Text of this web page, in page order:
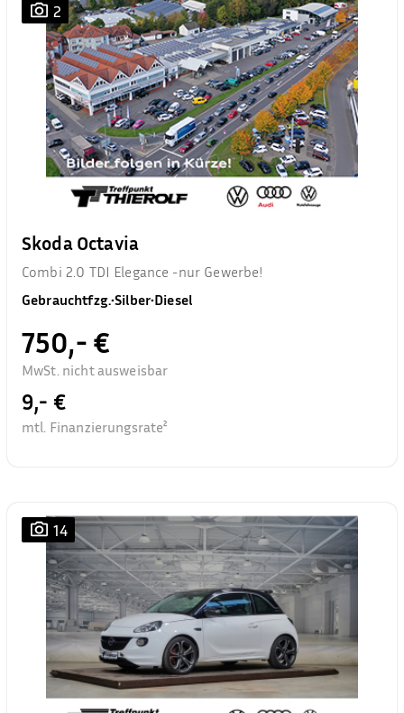
2
Skoda Octavia
Combi 2.0 TDI Elegance -nur Gewerbe!
Gebrauchtfzg.•Silber•Diesel
750,- €
MwSt. nicht ausweisbar
9,- €
mtl. Finanzierungsrate²
14